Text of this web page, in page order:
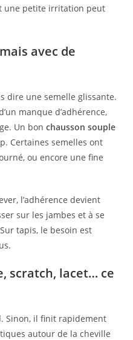
une petite irritation peut
avec de
dire une semelle glissante.
manque d’adhérence,
Un bonchausson souple
Certaines semelles ont
ou encore une fine
l’adhérence devient
sur les jambes et à se
tapis, le besoin est
scratch, lacet… ce
Sinon, il finit rapidement
autour de la cheville